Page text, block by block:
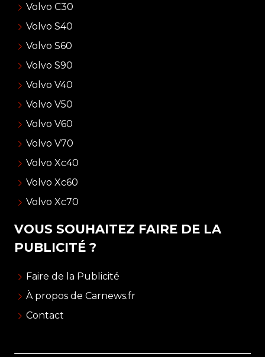
Volvo C30
Volvo S40
Volvo S60
Volvo S90
Volvo V40
Volvo V50
Volvo V60
Volvo V70
Volvo Xc40
Volvo Xc60
Volvo Xc70
VOUS SOUHAITEZ FAIRE DE LA
PUBLICITÉ ?
Faire de la Publicité
À propos de Carnews.fr
Contact